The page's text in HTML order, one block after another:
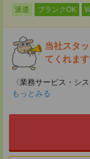
派遣
ブランクOK
当社スタ
てくれます
〈業務サービス・シ
もっとみる